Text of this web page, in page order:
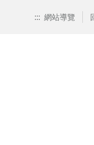
::: 網站導覽